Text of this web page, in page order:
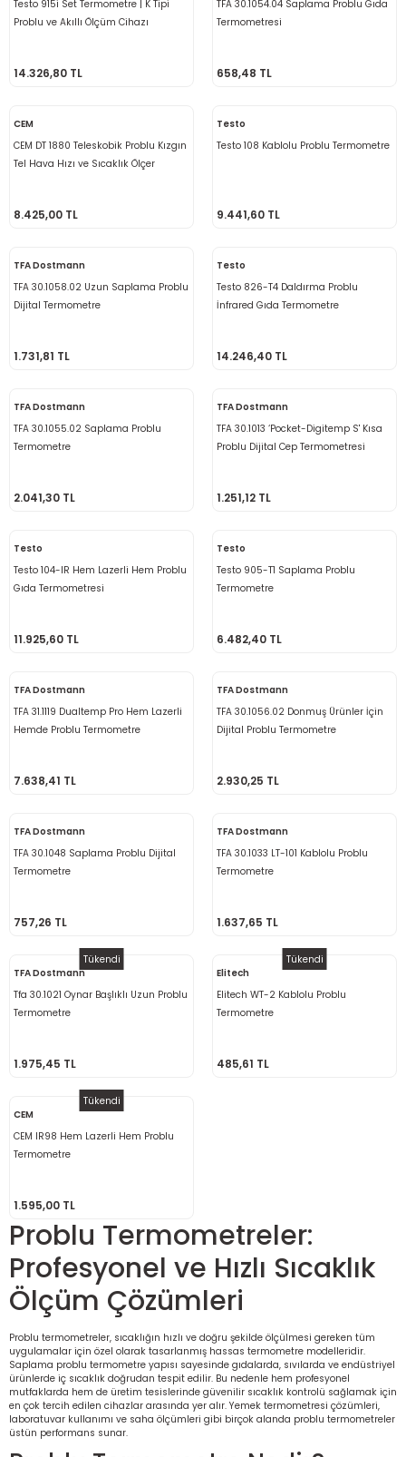
Cihazı
Ölçer
Testo 915i Set Termometre | K Tipi
Problu ve Akıllı Ölçüm Cihazı
14.326,80 TL
TFA 30.1054.04 Saplama Problu Gıda
Termometresi
658,48 TL
CEM
CEM DT 1880 Teleskobik Problu Kızgın
Tel Hava Hızı ve Sıcaklık Ölçer
8.425,00 TL
Testo
Testo 108 Kablolu Problu Termometre
9.441,60 TL
TFA Dostmann
TFA 30.1058.02 Uzun Saplama Problu
Dijital Termometre
1.731,81 TL
Testo
Testo 826-T4 Daldırma Problu
İnfrared Gıda Termometre
14.246,40 TL
TFA Dostmann
TFA 30.1055.02 Saplama Problu
Termometre
2.041,30 TL
TFA Dostmann
TFA 30.1013 ‘Pocket-Digitemp S' Kısa
Problu Dijital Cep Termometresi
1.251,12 TL
Testo
Testo 104-IR Hem Lazerli Hem Problu
Gıda Termometresi
11.925,60 TL
Testo
Testo 905-T1 Saplama Problu
Termometre
6.482,40 TL
TFA Dostmann
TFA 31.1119 Dualtemp Pro Hem Lazerli
Hemde Problu Termometre
7.638,41 TL
TFA Dostmann
TFA 30.1056.02 Donmuş Ürünler İçin
Dijital Problu Termometre
2.930,25 TL
TFA Dostmann
TFA 30.1048 Saplama Problu Dijital
Termometre
757,26 TL
TFA Dostmann
TFA 30.1033 LT-101 Kablolu Problu
Termometre
1.637,65 TL
Tükendi
TFA Dostmann
Tfa 30.1021 Oynar Başlıklı Uzun Problu
Termometre
1.975,45 TL
Tükendi
Elitech
Elitech WT-2 Kablolu Problu
Termometre
485,61 TL
Tükendi
CEM
CEM IR98 Hem Lazerli Hem Problu
Termometre
1.595,00 TL
Problu Termometreler:
Profesyonel ve Hızlı Sıcaklık
Ölçüm Çözümleri
Problu termometreler, sıcaklığın hızlı ve doğru şekilde ölçülmesi gereken tüm
uygulamalar için özel olarak tasarlanmış hassas termometre modelleridir.
Saplama problu termometre yapısı sayesinde gıdalarda, sıvılarda ve endüstriyel
ürünlerde iç sıcaklık doğrudan tespit edilir. Bu nedenle hem profesyonel
mutfaklarda hem de üretim tesislerinde güvenilir sıcaklık kontrolü sağlamak için
en çok tercih edilen cihazlar arasında yer alır. Yemek termometresi çözümleri,
laboratuvar kullanımı ve saha ölçümleri gibi birçok alanda problu termometreler
üstün performans sunar.